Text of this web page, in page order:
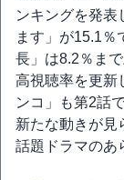
ンキングを発表
ます」が15.1％
長」は8.2％ま
高視聴率を更新
ンコ」も第2話
新たな動きが見
話題ドラマのあ